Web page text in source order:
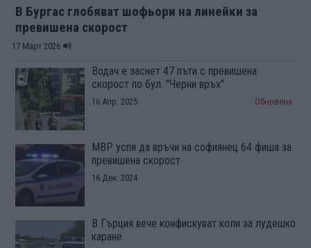
В Бургас глобяват шофьори на линейки за
превишена скорост
17 Март 2026
Водач е заснет 47 пъти с превишена
скорост по бул. "Черни връх"
16 Апр. 2025 Обновена
МВР успя да връчи на софиянец 64 фиша за
превишена скорост
16 Дек. 2024
В Гърция вече конфискуват коли за лудешко
каране